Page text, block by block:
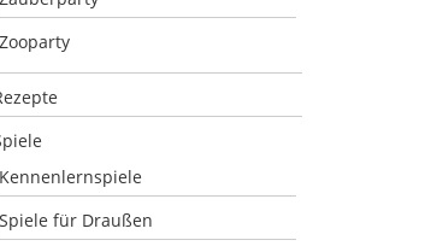
Zooparty
Kennenlernspiele
Spiele für Draußen